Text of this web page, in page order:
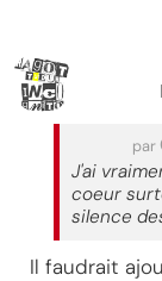
par
J'ai
coeur
silence
Il faudrait